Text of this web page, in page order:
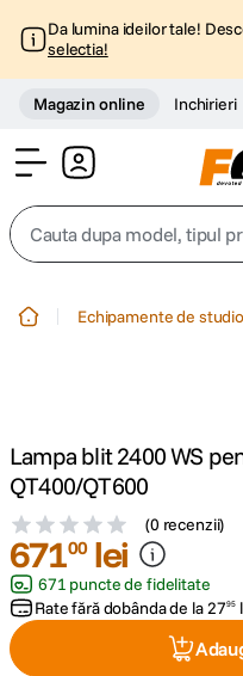
Da lumina ideilor tale!
selectia!
Magazin online Inchirieri
Cauta dupa model, tipul
3 trepied telefon
4. peak design
5. canon sx740 hs
Echipamente de studio
Lampa blit 2400 WS
QT400/QT600
(0 recenzii)
67100 lei
671 puncte de fidelitate
Rate fără dobânda de la2795